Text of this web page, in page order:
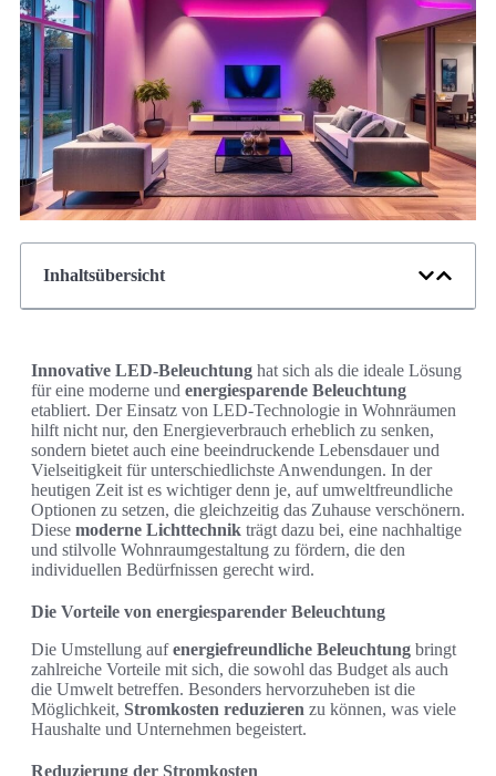
Inhaltsübersicht
Innovative LED-Beleuchtung hat sich als die ideale Lösung
für eine moderne und energiesparende Beleuchtung
etabliert. Der Einsatz von LED-Technologie in Wohnräumen
hilft nicht nur, den Energieverbrauch erheblich zu senken,
sondern bietet auch eine beeindruckende Lebensdauer und
Vielseitigkeit für unterschiedlichste Anwendungen. In der
heutigen Zeit ist es wichtiger denn je, auf umweltfreundliche
Optionen zu setzen, die gleichzeitig das Zuhause verschönern.
Diese moderne Lichttechnik trägt dazu bei, eine nachhaltige
und stilvolle Wohnraumgestaltung zu fördern, die den
individuellen Bedürfnissen gerecht wird.
Die Vorteile von energiesparender Beleuchtung
Die Umstellung aufenergiefreundliche Beleuchtung bringt
zahlreiche Vorteile mit sich, die sowohl das Budget als auch
die Umwelt betreffen. Besonders hervorzuheben ist die
Möglichkeit, Stromkosten reduzieren zu können, was viele
Haushalte und Unternehmen begeistert.
Reduzierung der Stromkosten